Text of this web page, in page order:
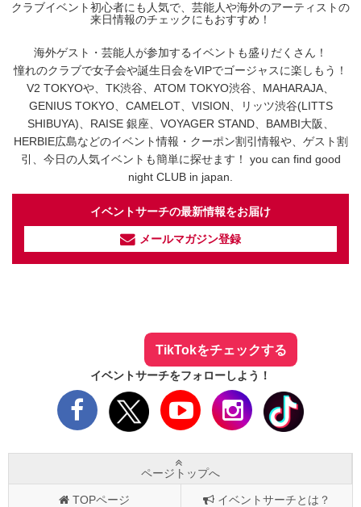
クラブイベント初心者にも人気で、芸能人や海外のアーティストの
来日情報のチェックにもおすすめ！
海外ゲスト・芸能人が参加するイベントも盛りだくさん！
憧れのクラブで女子会や誕生日会をVIPでゴージャスに楽しもう！
V2 TOKYOや、TK渋谷、ATOM TOKYO渋谷、MAHARAJA、
GENIUS TOKYO、CAMELOT、VISION、リッツ渋谷(LITTS
SHIBUYA)、RAISE 銀座、VOYAGER STAND、BAMBI大阪、
HERBIE広島などのイベント情報・クーポン割引情報や、ゲスト割
引、今日の人気イベントも簡単に探せます！ you can find good
night CLUB in japan.
イベントサーチの最新情報をお届け
メールマガジン登録
TikTokをチェックする
イベントサーチをフォローしよう！
ページトップへ
TOPページ イベントサーチとは？